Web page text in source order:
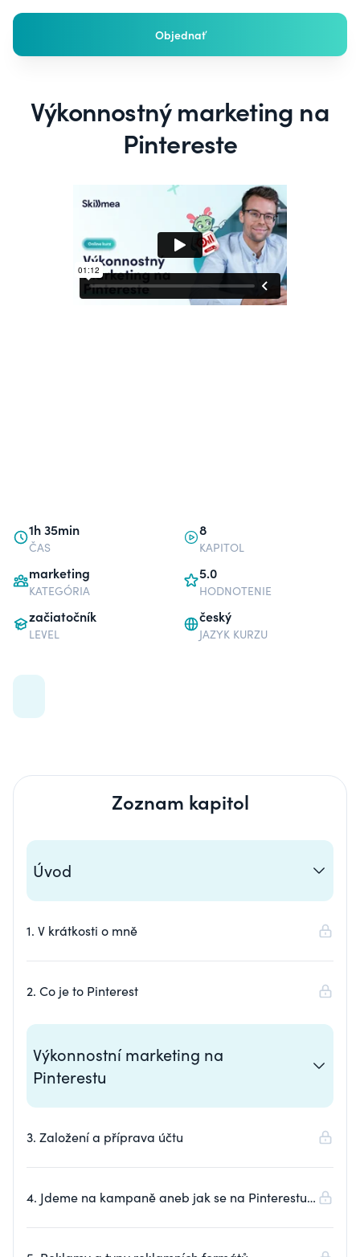
Objednať
Výkonnostný marketing na
Pintereste
1h 35min
ČAS
8
KAPITOL
marketing
KATEGÓRIA
5.0
HODNOTENIE
začiatočník
LEVEL
český
JAZYK KURZU
Zoznam kapitol
Úvod
1. V krátkosti o mně
2. Co je to Pinterest
Výkonnostní marketing na
Pinterestu
3. Založení a příprava účtu
4. Jdeme na kampaně aneb jak se na Pinterestu